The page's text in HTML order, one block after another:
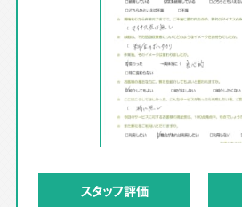
スタッフ評価